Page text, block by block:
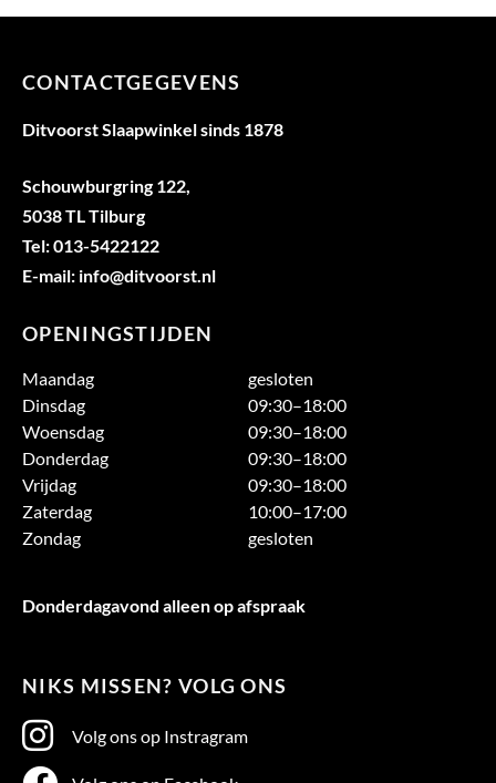
CONTACTGEGEVENS
Ditvoorst Slaapwinkel sinds 1878
Schouwburgring 122,
5038 TL Tilburg
Tel: 013-5422122
E-mail: info@ditvoorst.nl
OPENINGSTIJDEN
Maandag
gesloten
Dinsdag
09:30–18:00
Woensdag
09:30–18:00
Donderdag
09:30–18:00
Vrijdag
09:30–18:00
Zaterdag
10:00–17:00
Zondag
gesloten
Donderdagavond alleen op afspraak
NIKS MISSEN? VOLG ONS
Volg ons op Instragram